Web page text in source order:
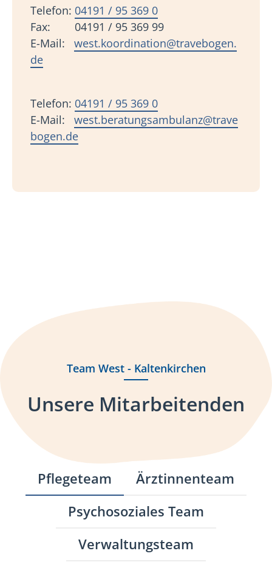
Telefon: 04191 / 95 369 0
Fax: 04191 / 95 369 99
E-Mail:west.koordination@travebogen.
de
Telefon: 04191 / 95 369 0
E-Mail:west.beratungsambulanz@trave
bogen.de
Team West - Kaltenkirchen
Unsere Mitarbeitenden
Pflegeteam
Ärztinnenteam
Psychosoziales Team
Verwaltungsteam